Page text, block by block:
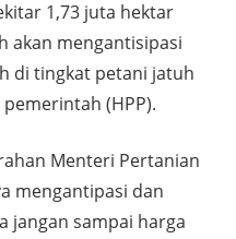
1,73 juta hektar
akan mengantisipasi
di tingkat petani jatuh
(HPP).
Menteri Pertanian
mengantipasi dan
jangan sampai harga